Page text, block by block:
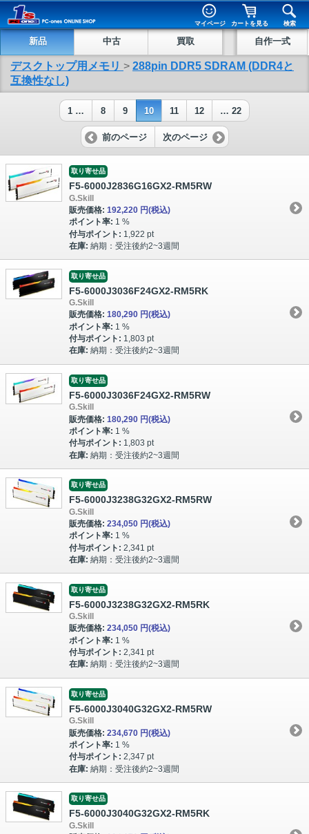
マイページ カートを見る 検索
新品 中古 買取 自作一式
デスクトップ用メモリ > 288pin DDR5 SDRAM (DDR4と
互換性なし)
1 … 8 9 10 11 12 … 22
前のページ 次のページ
取り寄せ品
F5-6000J2836G16GX2-RM5RW
G.Skill
販売価格: 192,220 円(税込)
ポイント率: 1 %
付与ポイント: 1,922 pt
在庫: 納期：受注後約2~3週間
取り寄せ品
F5-6000J3036F24GX2-RM5RK
G.Skill
販売価格: 180,290 円(税込)
ポイント率: 1 %
付与ポイント: 1,803 pt
在庫: 納期：受注後約2~3週間
取り寄せ品
F5-6000J3036F24GX2-RM5RW
G.Skill
販売価格: 180,290 円(税込)
ポイント率: 1 %
付与ポイント: 1,803 pt
在庫: 納期：受注後約2~3週間
取り寄せ品
F5-6000J3238G32GX2-RM5RW
G.Skill
販売価格: 234,050 円(税込)
ポイント率: 1 %
付与ポイント: 2,341 pt
在庫: 納期：受注後約2~3週間
取り寄せ品
F5-6000J3238G32GX2-RM5RK
G.Skill
販売価格: 234,050 円(税込)
ポイント率: 1 %
付与ポイント: 2,341 pt
在庫: 納期：受注後約2~3週間
取り寄せ品
F5-6000J3040G32GX2-RM5RW
G.Skill
販売価格: 234,670 円(税込)
ポイント率: 1 %
付与ポイント: 2,347 pt
在庫: 納期：受注後約2~3週間
取り寄せ品
F5-6000J3040G32GX2-RM5RK
G.Skill